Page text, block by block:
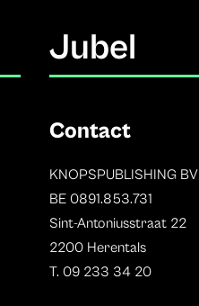
Jubel
Contact
KNOPSPUBLISHING BV
BE 0891.853.731
Sint-Antoniusstraat 22
2200 Herentals
T. 09 233 34 20